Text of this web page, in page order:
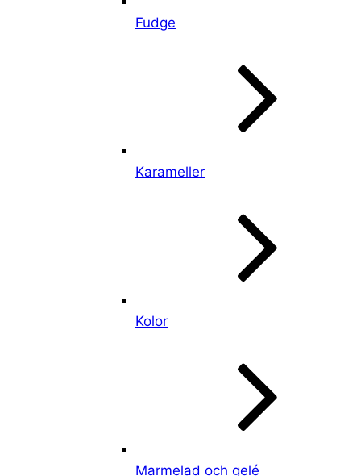
Fudge
Karameller
Kolor
Marmelad och gelé